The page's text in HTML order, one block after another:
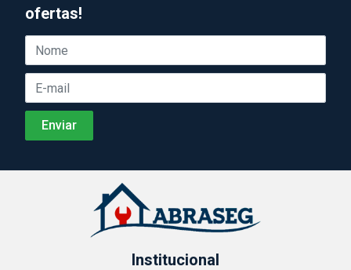
ofertas!
Institucional